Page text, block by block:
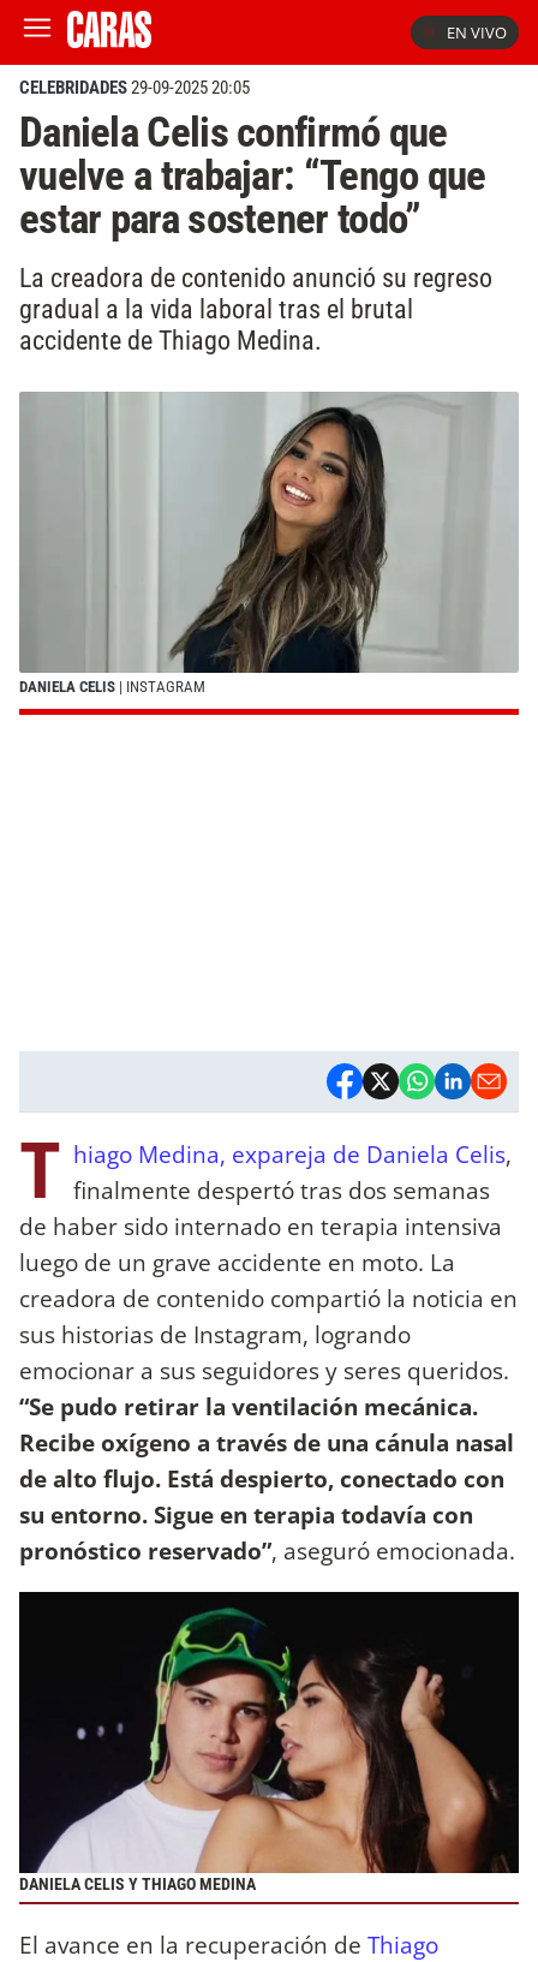
EN VIVO
CELEBRIDADES29-09-2025 20:05
Daniela Celis confirmó que
vuelve a trabajar: “Tengo que
estar para sostener todo”
La creadora de contenido anunció su regreso
gradual a la vida laboral tras el brutal
accidente de Thiago Medina.
DANIELA CELIS | INSTAGRAM
T hiago Medina, expareja de Daniela Celis,
finalmente despertó tras dos semanas
de haber sido internado en terapia intensiva
luego de un grave accidente en moto. La
creadora de contenido compartió la noticia en
sus historias de Instagram, logrando
emocionar a sus seguidores y seres queridos.
“Se pudo retirar la ventilación mecánica.
Recibe oxígeno a través de una cánula nasal
de alto flujo. Está despierto, conectado con
su entorno. Sigue en terapia todavía con
pronóstico reservado”, aseguró emocionada.
DANIELA CELIS Y THIAGO MEDINA
El avance en la recuperación de Thiago